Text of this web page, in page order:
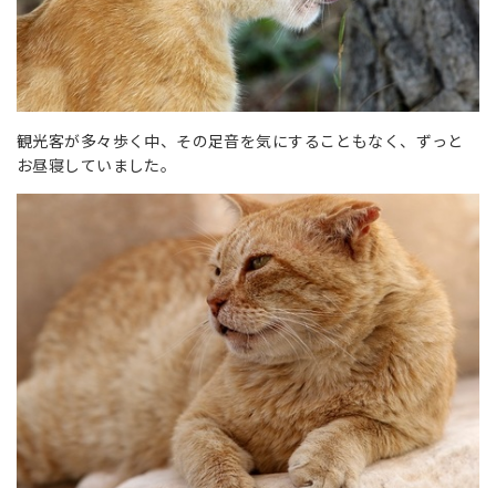
観光客が多々歩く中、その足音を気にすることもなく、ずっと
お昼寝していました。